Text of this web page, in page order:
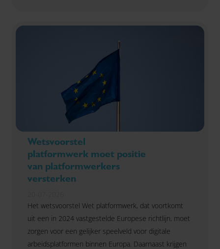
Wetsvoorstel
platformwerk moet positie
van platformwerkers
versterken
Het wetsvoorstel Wet platformwerk, dat voortkomt
uit een in 2024 vastgestelde Europese richtlijn, moet
zorgen voor een gelijker speelveld voor digitale
arbeidsplatformen binnen Europa. Daarnaast krijgen